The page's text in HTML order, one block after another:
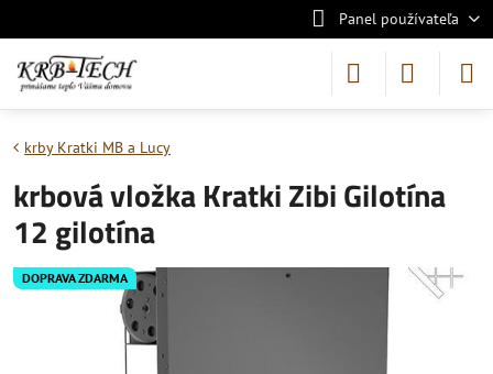
Panel používateľa
DOPRAVA ZDARMA
krby Kratki MB a Lucy
krbová vložka Kratki Zibi Gilotína
12 gilotína